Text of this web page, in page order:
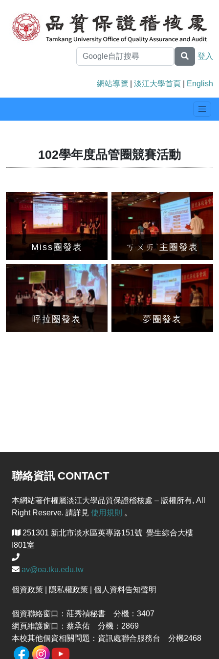
登入
網站導覽 淡江大學首頁 English
102學年度品管圈競賽活動
Miss圈發表 ㄎㄨㄞˋ主圈發表
呼拉圈發表 夢圈發表
聯絡資訊 CONTACT
本網站著作權屬淡江大學品質保證稽核處 – 版權所有, All
Right Reserve. 請詳見 使用規則 。
251301 新北市淡水區英專路151號 覺生綜合大樓
I801室
av@oa.tku.edu.tw
個資政策 | 隱私權政策 | 個人資料告知聲明
個資聯絡窗口：莊秀禎秘書 分機：3407
網頁維護窗口：蔡承佑 分機：2869
本校其他個資相關問題：資訊處聯合服務台 分機2468